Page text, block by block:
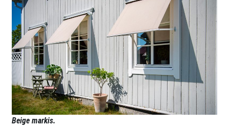
Beige markis.